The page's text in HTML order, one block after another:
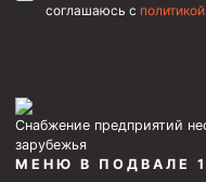
соглашаюсь с
Снабжение предприятий
зарубежья
МЕНЮ В ПОДВАЛЕ 1